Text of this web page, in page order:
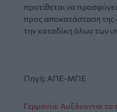
προτίθεται να
προς αποκατάσταση της
την καταδίκη όλων των
Πηγή: ΑΠΕ-ΜΠΕ
Γερμανία: Αυξάνονται τα